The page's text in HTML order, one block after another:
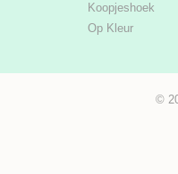
Koopjeshoek
Op Kleur
©